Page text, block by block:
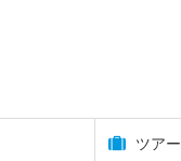
ツアー